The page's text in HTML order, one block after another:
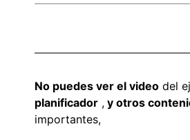
No puedes ver el video del
planificador , y otros
importantes,